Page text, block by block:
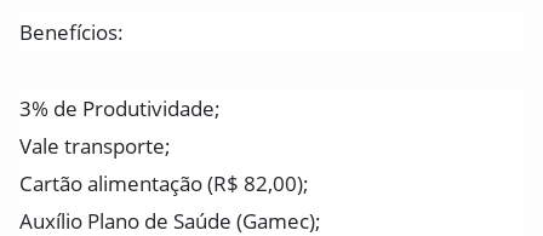
Benefícios:
3% de Produtividade;
Vale transporte;
Cartão alimentação (R$ 82,00);
Auxílio Plano de Saúde (Gamec);